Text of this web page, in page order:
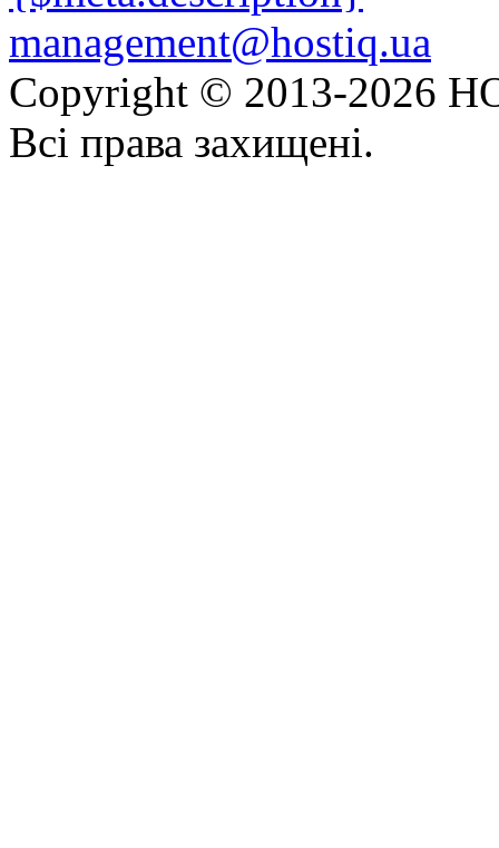
management@hostiq.ua
Copyright © 2013-2026
Всі права захищені.